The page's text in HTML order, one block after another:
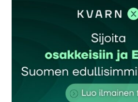
rekisteröityä
Sähköpostiosoitettasi ei julkaista.
kentät on merkitty*